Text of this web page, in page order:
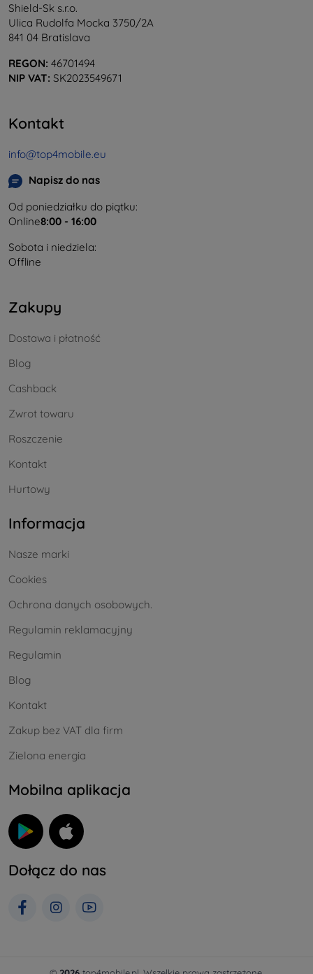
Shield-Sk s.r.o.
Ulica Rudolfa Mocka 3750/2A
841 04 Bratislava
REGON: 46701494
NIP VAT: SK2023549671
Kontakt
info@top4mobile.eu
Napisz do nas
Od poniedziałku do piątku:
Online8:00 - 16:00
Sobota i niedziela:
Offline
Zakupy
Dostawa i płatność
Blog
Cashback
Zwrot towaru
Roszczenie
Kontakt
Hurtowy
Informacja
Nasze marki
Cookies
Ochrona danych osobowych.
Regulamin reklamacyjny
Regulamin
Blog
Kontakt
Zakup bez VAT dla firm
Zielona energia
Mobilna aplikacja
Dołącz do nas